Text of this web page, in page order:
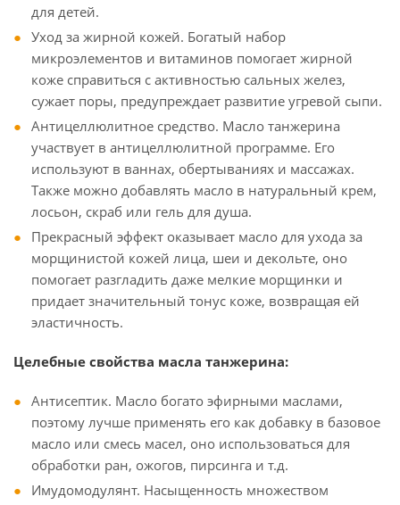
для детей.
Уход за жирной кожей. Богатый набор
микроэлементов и витаминов помогает жирной
коже справиться с активностью сальных желез,
сужает поры, предупреждает развитие угревой сыпи.
Антицеллюлитное средство. Масло танжерина
участвует в антицеллюлитной программе. Его
используют в ваннах, обертываниях и массажах.
Также можно добавлять масло в натуральный крем,
лосьон, скраб или гель для душа.
Прекрасный эффект оказывает масло для ухода за
морщинистой кожей лица, шеи и декольте, оно
помогает разгладить даже мелкие морщинки и
придает значительный тонус коже, возвращая ей
эластичность.
Целебные свойства масла танжерина:
Антисептик. Масло богато эфирными маслами,
поэтому лучше применять его как добавку в базовое
масло или смесь масел, оно использоваться для
обработки ран, ожогов, пирсинга и т.д.
Имудомодулянт. Насыщенность множеством